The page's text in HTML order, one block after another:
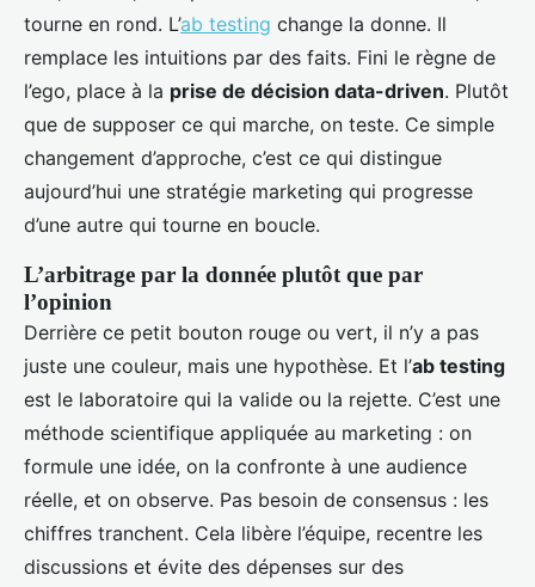
tourne en rond. L’ab testing change la donne. Il
remplace les intuitions par des faits. Fini le règne de
l’ego, place à la prise de décision data-driven. Plutôt
que de supposer ce qui marche, on teste. Ce simple
changement d’approche, c’est ce qui distingue
aujourd’hui une stratégie marketing qui progresse
d’une autre qui tourne en boucle.
L’arbitrage par la donnée plutôt que par
l’opinion
Derrière ce petit bouton rouge ou vert, il n’y a pas
juste une couleur, mais une hypothèse. Et l’ab testing
est le laboratoire qui la valide ou la rejette. C’est une
méthode scientifique appliquée au marketing : on
formule une idée, on la confronte à une audience
réelle, et on observe. Pas besoin de consensus : les
chiffres tranchent. Cela libère l’équipe, recentre les
discussions et évite des dépenses sur des